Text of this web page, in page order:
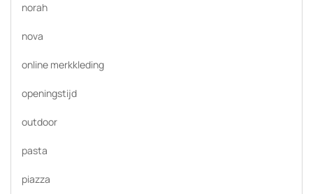
norah
nova
online merkkleding
openingstijd
outdoor
pasta
piazza